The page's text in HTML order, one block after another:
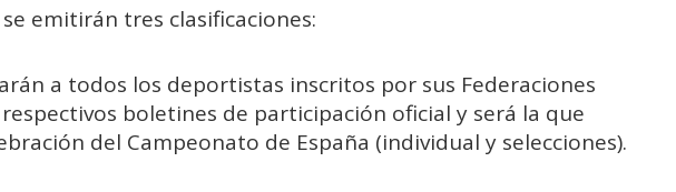
emitirán tres clasificaciones:
a todos los deportistas inscritos por sus Federaciones
boletines de participación oficial y será la que
del Campeonato de España (individual y selecciones).